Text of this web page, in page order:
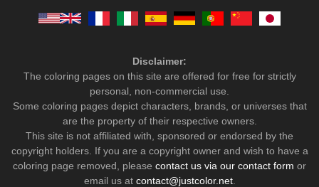
Disclaimer:
The coloring pages on this site are offered for free for strictly
personal, non-commercial use.
Some coloring pages depict characters, brands, or universes that
are the property of their respective owners.
This site is not affiliated with, sponsored or endorsed by the
copyright holders. If you are a copyright owner and wish to have a
coloring page removed, please contact us via our contact form or
email us at contact@justcolor.net.